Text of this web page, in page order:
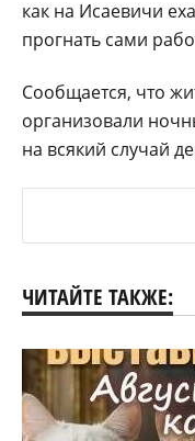
как на Исаевичи
прогнать сами
Сообщается, что
организовали
на всякий случай
ЧИТАЙТЕ ТАКЖЕ: